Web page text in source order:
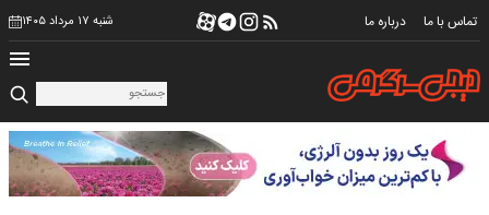
تماس با ما درباره ما شنبه ۱۷ مرداد ۱۴۰۵